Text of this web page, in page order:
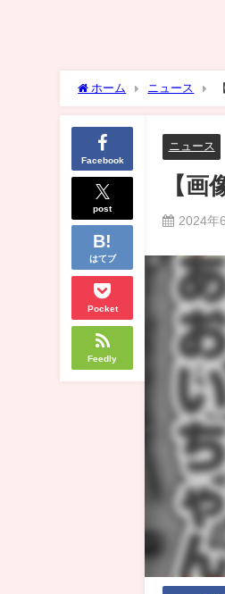
ホーム ニュース
Facebook
post
はてブ
Pocket
Feedly
ニュース
【画
2024年